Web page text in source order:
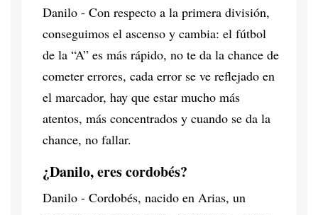
Danilo - Con respecto a la primera división,
conseguimos el ascenso y cambia: el fútbol
de la “A” es más rápido, no te da la chance de
cometer errores, cada error se ve reflejado en
el marcador, hay que estar mucho más
atentos, más concentrados y cuando se da la
chance, no fallar.
¿Danilo, eres cordobés?
Danilo - Cordobés, nacido en Arias, un